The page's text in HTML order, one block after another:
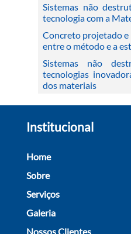
Sistemas não
tecnologia com a
Concreto projetado e
entre o método e a
Sistemas não
tecnologias
dos materiais
Institucional
Home
Sobre
Serviços
Galeria
Nossos Clientes